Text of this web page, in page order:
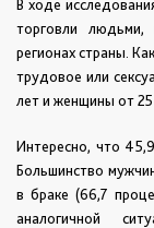
В ходе
торговли
регионах страны.
трудовое или
лет и женщины от
Интересно, что
Большинство
в браке (66,7
аналогичной